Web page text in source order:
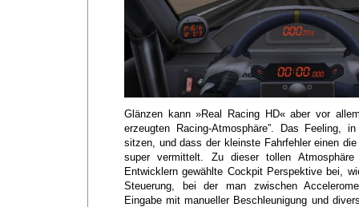
Glänzen kann »Real Racing HD« aber vor
erzeugten Racing-Atmosphäre”. Das Feeling,
sitzen, und dass der kleinste Fahrfehler einen
super vermittelt. Zu dieser tollen
Entwicklern gewählte Cockpit Perspektive bei,
Steuerung, bei der man zwischen
Eingabe mit manueller Beschleunigung und